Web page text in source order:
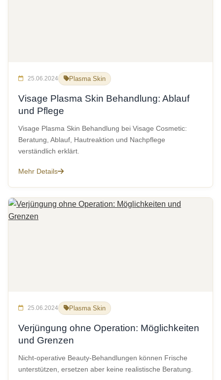
25.06.2024 Plasma Skin
Visage Plasma Skin Behandlung: Ablauf
und Pflege
Visage Plasma Skin Behandlung bei Visage Cosmetic:
Beratung, Ablauf, Hautreaktion und Nachpflege
verständlich erklärt.
Mehr Details
25.06.2024 Plasma Skin
Verjüngung ohne Operation: Möglichkeiten
und Grenzen
Nicht-operative Beauty-Behandlungen können Frische
unterstützen, ersetzen aber keine realistische Beratung.